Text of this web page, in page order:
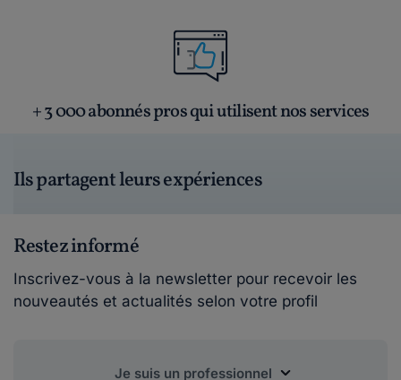
+ 3 000 abonnés pros qui utilisent nos services
Ils partagent leurs expériences
Restez informé
Inscrivez-vous à la newsletter pour recevoir les
nouveautés et actualités selon votre profil